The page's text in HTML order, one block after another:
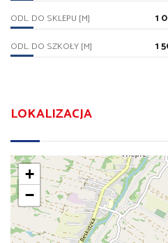
ODL. DO SKLEPU [M] 1
ODL. DO SZKOŁY [M] 1
LOKALIZACJA
+
−